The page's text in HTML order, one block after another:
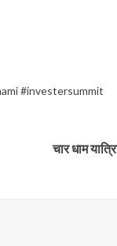
#investersummit
चार धाम